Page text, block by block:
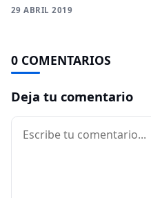
29 ABRIL 2019
0 COMENTARIOS
Deja tu comentario
Comentario